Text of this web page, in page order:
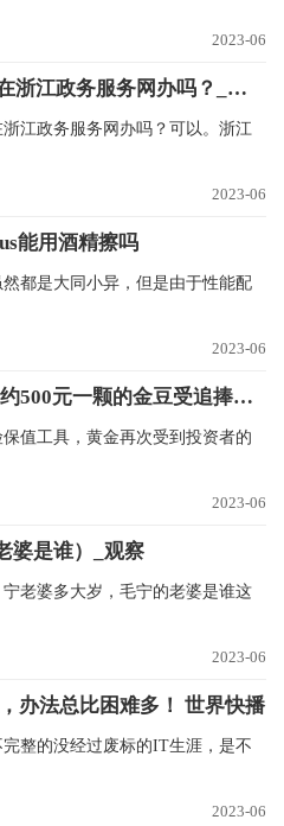
2023-06
2023宁波公积金年审可以在浙江政务服务网办吗？_焦点快播
江政务服务网办吗？可以。浙江
2023-06
能用酒精擦吗
都是大同小异，但是由于性能配
2023-06
每日头条!投资不如买金？约500元一颗的金豆受追捧，短期转手一颗或亏90元
值工具，黄金再次受到投资者的
2023-06
婆是谁）_观察
老婆多大岁，毛宁的老婆是谁这
2023-06
办法总比困难多！ 世界快播
整的没经过废标的IT生涯，是不
2023-06